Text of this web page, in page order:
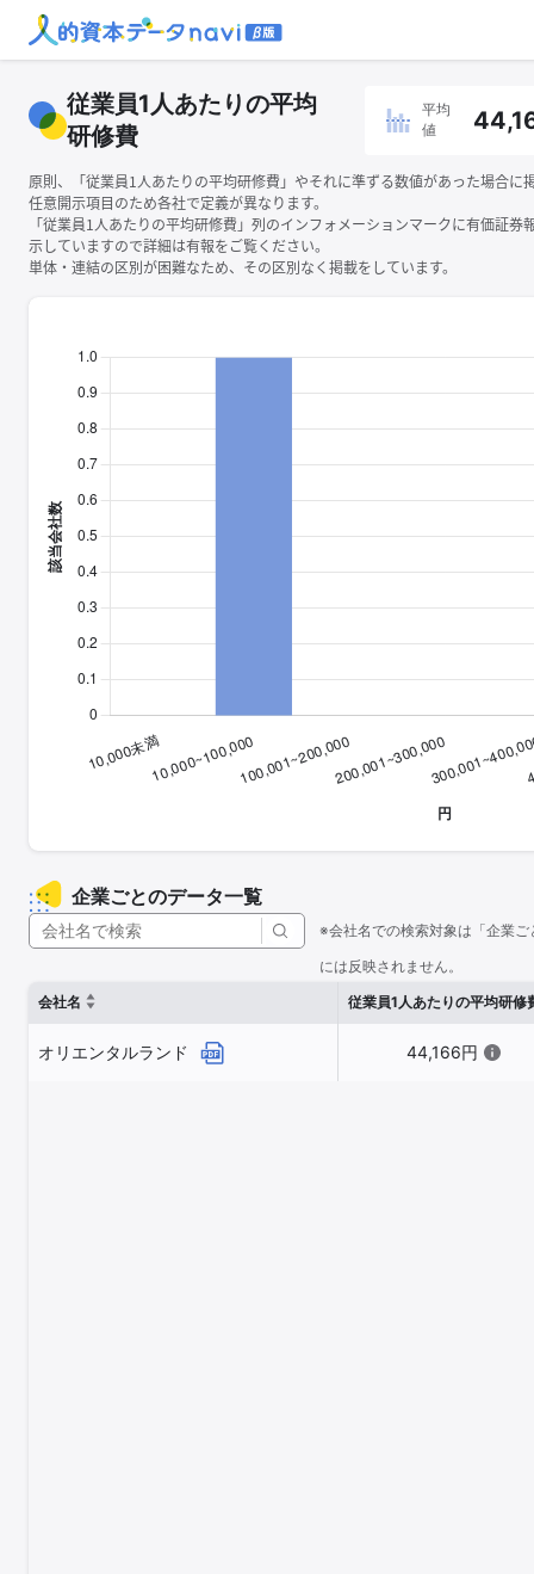
従業員1人あたりの平均
研修費
平均
値
原則、「従業員1人あたりの平均研修費」やそれに準ずる数値があった場合に
任意開示項目のため各社で定義が異なります。
「従業員1人あたりの平均研修費」列のインフォメーションマークに有価証券
示していますので詳細は有報をご覧ください。
単体・連結の区別が困難なため、その区別なく掲載をしています。
企業ごとのデータ一覧
※会社名での検索対象は「企業
には反映されません。
会社名
従業員1人あたりの平均研修
オリエンタルランド 44,166円